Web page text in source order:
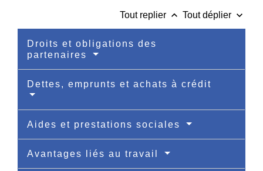
Tout replier keyboard_arrow_up Tout déplier keyboard_arrow_down
Droits et obligations des
partenaires
Dettes, emprunts et achats à crédit
Aides et prestations sociales
Avantages liés au travail